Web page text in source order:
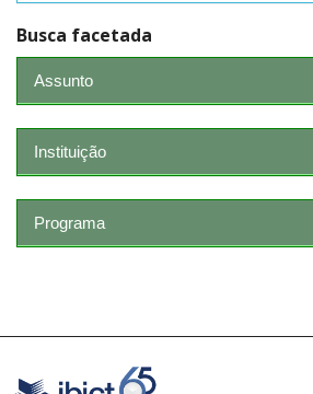
Busca facetada
Assunto
Instituição
Programa